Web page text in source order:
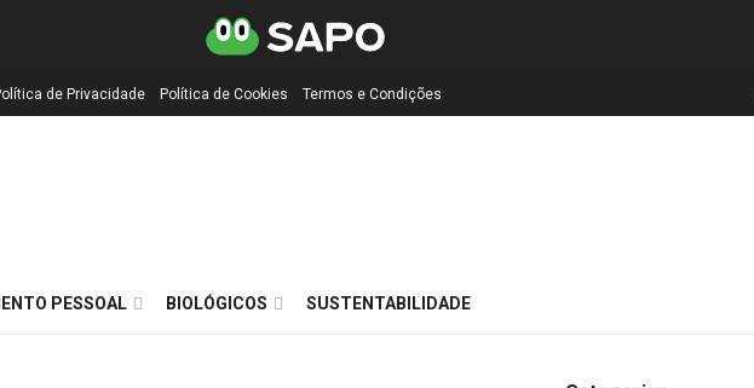
de Privacidade Política de Cookies Termos e Condições
PESSOAL BIOLÓGICOS SUSTENTABILIDADE